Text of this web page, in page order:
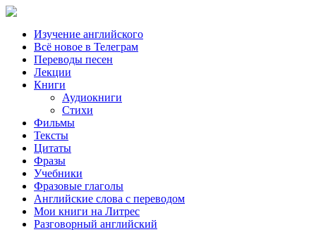
Изучение английского
Всё новое в Телеграм
Переводы песен
Лекции
Книги
Аудиокниги
Стихи
Фильмы
Тексты
Цитаты
Фразы
Учебники
Фразовые глаголы
Английские слова с переводом
Мои книги на Литрес
Разговорный английский